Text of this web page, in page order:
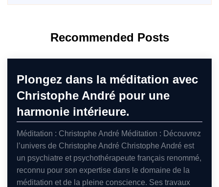
Recommended Posts
Plongez dans la méditation avec
Christophe André pour une
harmonie intérieure.
Méditation : Christophe André Méditation : Découvrez
l’univers de Christophe André Christophe André est
un psychiatre et psychothérapeute français renommé,
reconnu pour son expertise dans le domaine de la
méditation et de la pleine conscience. Ses travaux